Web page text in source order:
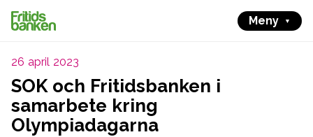
Meny
26 april 2023
SOK och Fritidsbanken i
samarbete kring
Olympiadagarna